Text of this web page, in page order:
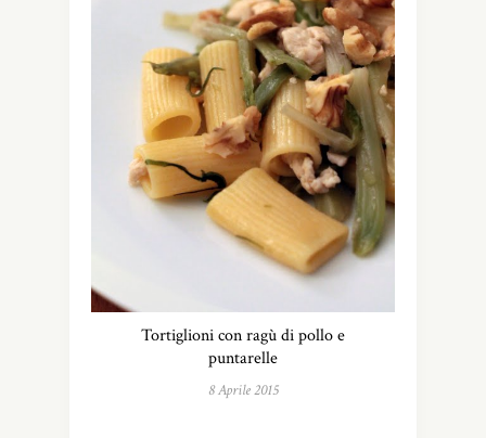
Tortiglioni con ragù di pollo e
puntarelle
8 Aprile 2015